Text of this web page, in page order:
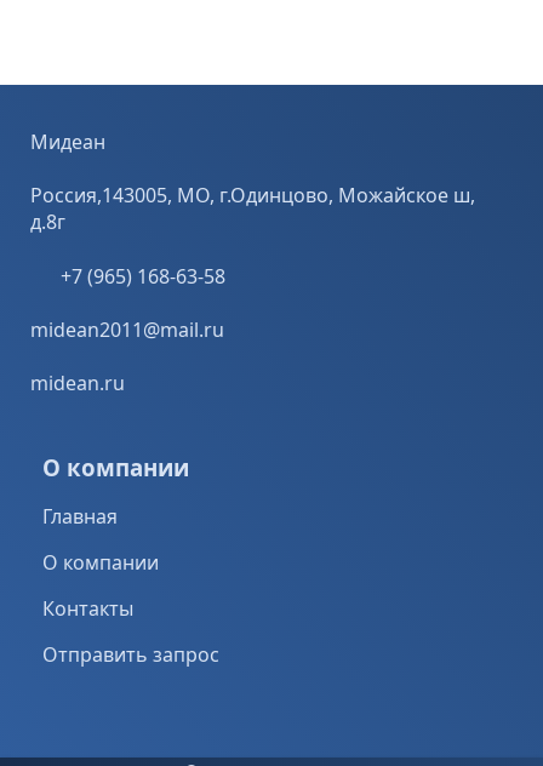
Мидеан
Россия,143005, МО, г.Одинцово, Можайское ш,
д.8г
+7 (965) 168-63-58
midean2011@mail.ru
midean.ru
О компании
Главная
О компании
Контакты
Отправить запрос